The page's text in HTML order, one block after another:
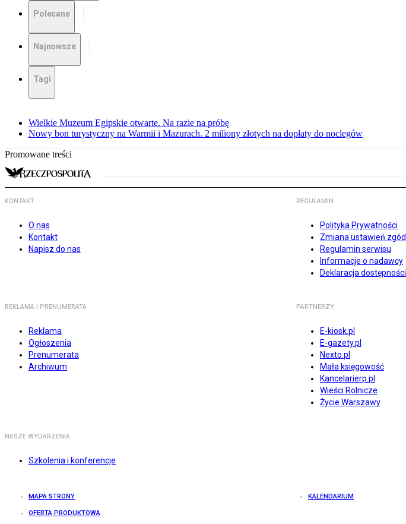
Polecane
Najnowsze
Tagi
Wielkie Muzeum Egipskie otwarte. Na razie na próbę
Nowy bon turystyczny na Warmii i Mazurach. 2 miliony złotych na dopłaty do noclegów
Promowane treści
KONTAKT
O nas
Kontakt
Napisz do nas
REGULAMIN
Polityka Prywatności
Zmiana ustawień zgód
Regulamin serwisu
Informacje o nadawcy
Deklaracja dostępności
REKLAMA I PRENUMERATA
Reklama
Ogłoszenia
Prenumerata
Archiwum
PARTNERZY
E-kiosk.pl
E-gazety.pl
Nexto.pl
Mała księgowość
Kancelarierp.pl
Wieści Rolnicze
Życie Warszawy
NASZE WYDARZENIA
Szkolenia i konferencje
MAPA STRONY KALENDARIUM
OFERTA PRODUKTOWA